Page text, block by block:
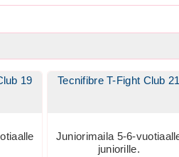
19 Tecnifibre T-Fight Club 21
Juniorimaila 5-6-
juniorille.